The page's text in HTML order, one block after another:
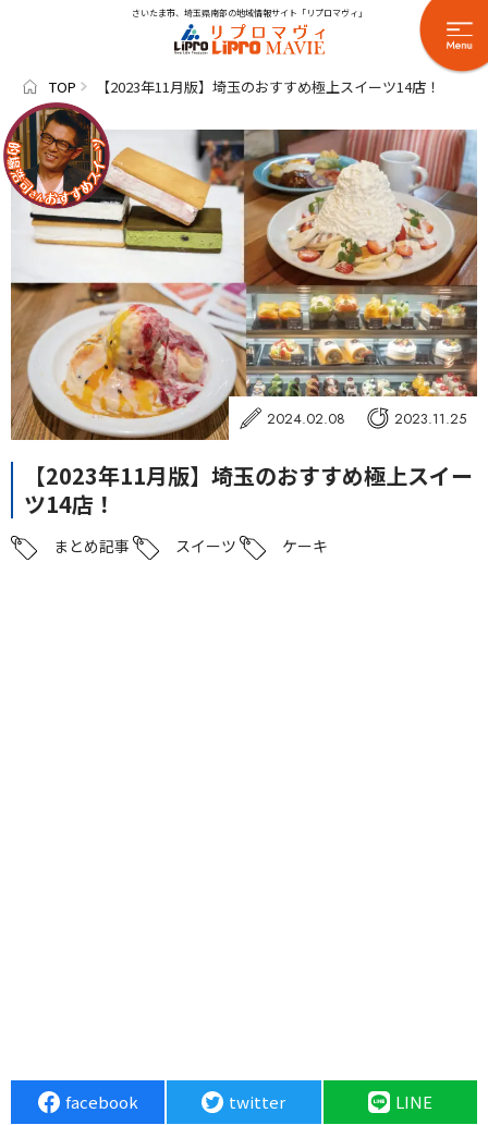
さいたま市、埼玉県南部の地域情報サイト「リプロマヴィ」
TOP 【2023年11月版】埼玉のおすすめ極上スイーツ14店！
2024.02.08 2023.11.25
【2023年11月版】埼玉のおすすめ極上スイー
ツ14店！
まとめ記事 スイーツ ケーキ
facebook twitter LINE